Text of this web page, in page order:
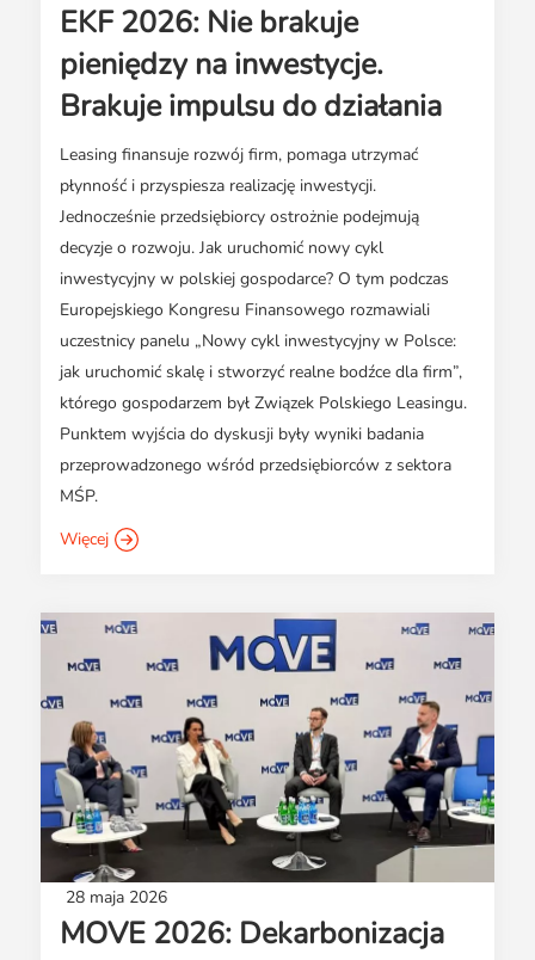
EKF 2026: Nie brakuje
pieniędzy na inwestycje.
Brakuje impulsu do działania
Leasing finansuje rozwój firm, pomaga utrzymać
płynność i przyspiesza realizację inwestycji.
Jednocześnie przedsiębiorcy ostrożnie podejmują
decyzje o rozwoju. Jak uruchomić nowy cykl
inwestycyjny w polskiej gospodarce? O tym podczas
Europejskiego Kongresu Finansowego rozmawiali
uczestnicy panelu „Nowy cykl inwestycyjny w Polsce:
jak uruchomić skalę i stworzyć realne bodźce dla firm”,
którego gospodarzem był Związek Polskiego Leasingu.
Punktem wyjścia do dyskusji były wyniki badania
przeprowadzonego wśród przedsiębiorców z sektora
MŚP.
Więcej
28 maja 2026
MOVE 2026: Dekarbonizacja